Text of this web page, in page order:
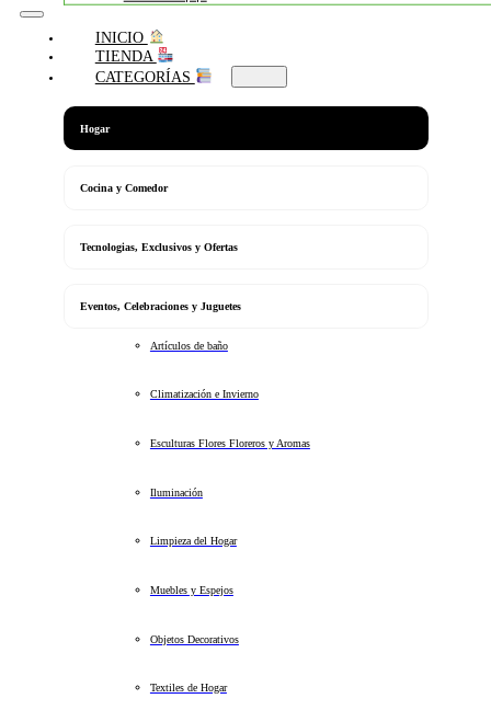
INICIO
TIENDA
CATEGORÍAS
Hogar
Cocina y Comedor
Tecnologias, Exclusivos y Ofertas
Eventos, Celebraciones y Juguetes
Artículos de baño
Climatización e Invierno
Esculturas Flores Floreros y Aromas
Iluminación
Limpieza del Hogar
Muebles y Espejos
Objetos Decorativos
Textiles de Hogar